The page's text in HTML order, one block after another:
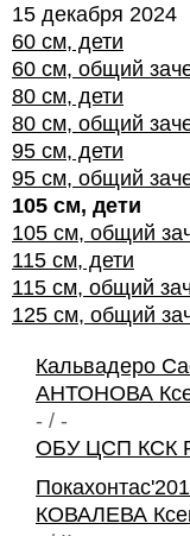
15 декабря 2024
60 см, дети
60 см, общий
80 см, дети
80 см, общий
95 см, дети
95 см, общий
105 см, дети
105 см, общий
115 см, дети
115 см, общий
125 см, общий
Кальвадеро
АНТОНОВА
- / -
ОБУ ЦСП КСК
КОВАЛЕВА